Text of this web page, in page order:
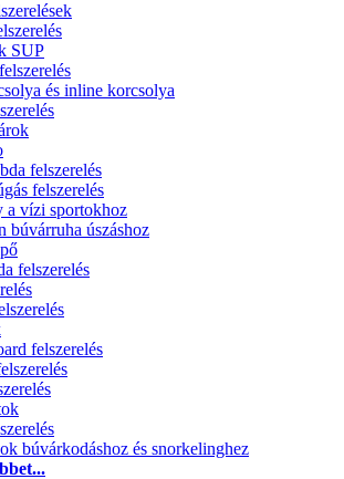
SUP
és inline korcsolya
felszerelés
felszerelés
a vízi sportokhoz
búvárruha úszáshoz
felszerelés
felszerelés
búvárkodáshoz és snorkelinghez